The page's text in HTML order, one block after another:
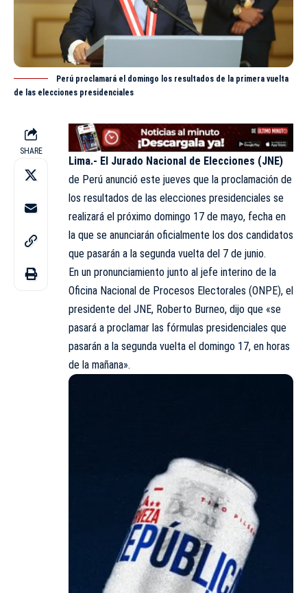
Perú proclamará el domingo los resultados de la primera vuelta
de las elecciones presidenciales
SHARE
Lima.- El Jurado Nacional de Elecciones (JNE)
de Perú anunció este jueves que la proclamación de
los resultados de las elecciones presidenciales se
realizará el próximo domingo 17 de mayo, fecha en
la que se anunciarán oficialmente los dos candidatos
que pasarán a la segunda vuelta del 7 de junio.
En un pronunciamiento junto al jefe interino de la
Oficina Nacional de Procesos Electorales (ONPE), el
presidente del JNE, Roberto Burneo, dijo que «se
pasará a proclamar las fórmulas presidenciales que
pasarán a la segunda vuelta el domingo 17, en horas
de la mañana».